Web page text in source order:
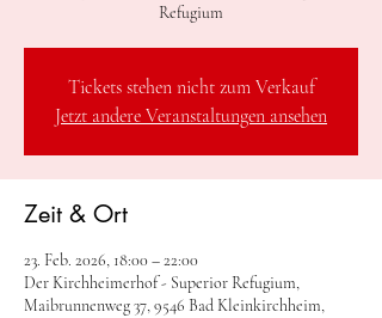
Refugium
Tickets stehen nicht zum Verkauf
Jetzt andere Veranstaltungen ansehen
Zeit & Ort
23. Feb. 2026, 18:00 – 22:00
Der Kirchheimerhof - Superior Refugium,
Maibrunnenweg 37, 9546 Bad Kleinkirchheim,